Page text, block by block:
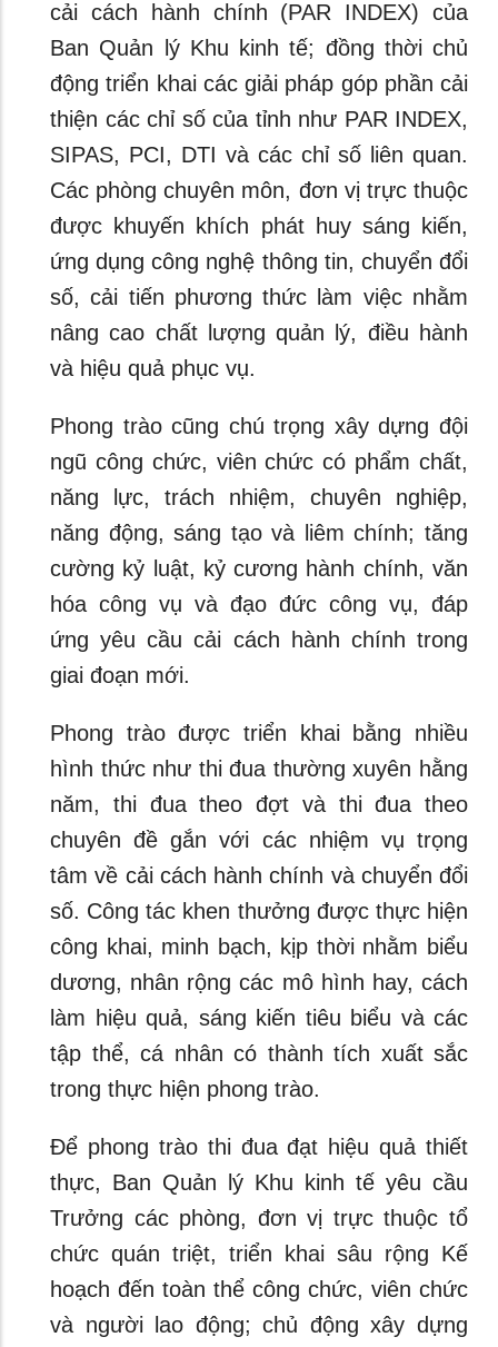
cải cách hành chính (PAR INDEX) của
Ban Quản lý Khu kinh tế; đồng thời chủ
động triển khai các giải pháp góp phần cải
thiện các chỉ số của tỉnh như PAR INDEX,
SIPAS, PCI, DTI và các chỉ số liên quan.
Các phòng chuyên môn, đơn vị trực thuộc
được khuyến khích phát huy sáng kiến,
ứng dụng công nghệ thông tin, chuyển đổi
số, cải tiến phương thức làm việc nhằm
nâng cao chất lượng quản lý, điều hành
và hiệu quả phục vụ.
Phong trào cũng chú trọng xây dựng đội
ngũ công chức, viên chức có phẩm chất,
năng lực, trách nhiệm, chuyên nghiệp,
năng động, sáng tạo và liêm chính; tăng
cường kỷ luật, kỷ cương hành chính, văn
hóa công vụ và đạo đức công vụ, đáp
ứng yêu cầu cải cách hành chính trong
giai đoạn mới.
Phong trào được triển khai bằng nhiều
hình thức như thi đua thường xuyên hằng
năm, thi đua theo đợt và thi đua theo
chuyên đề gắn với các nhiệm vụ trọng
tâm về cải cách hành chính và chuyển đổi
số. Công tác khen thưởng được thực hiện
công khai, minh bạch, kịp thời nhằm biểu
dương, nhân rộng các mô hình hay, cách
làm hiệu quả, sáng kiến tiêu biểu và các
tập thể, cá nhân có thành tích xuất sắc
trong thực hiện phong trào.
Để phong trào thi đua đạt hiệu quả thiết
thực, Ban Quản lý Khu kinh tế yêu cầu
Trưởng các phòng, đơn vị trực thuộc tổ
chức quán triệt, triển khai sâu rộng Kế
hoạch đến toàn thể công chức, viên chức
và người lao động; chủ động xây dựng